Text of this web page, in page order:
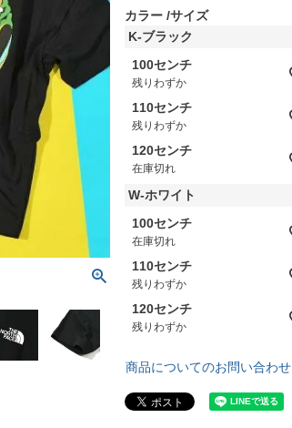
カラー サイズ
K-ブラック
100センチ
残りわずか
110センチ
残りわずか
120センチ
在庫切れ
W-ホワイト
100センチ
在庫切れ
110センチ
残りわずか
120センチ
残りわずか
商品についてのお問い合わせ